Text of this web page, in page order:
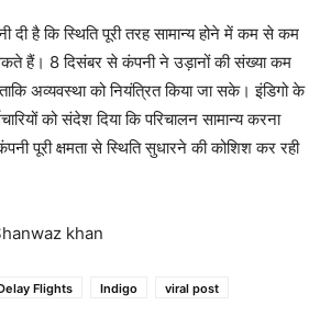
दी है कि स्थिति पूरी तरह सामान्य होने में कम से कम
हैं। 8 दिसंबर से कंपनी ने उड़ानों की संख्या कम
अव्यवस्था को नियंत्रित किया जा सके। इंडिगो के
को संदेश दिया कि परिचालन सामान्य करना
पूरी क्षमता से स्थिति सुधारने की कोशिश कर रही
khan
Flights Indigo
viral post